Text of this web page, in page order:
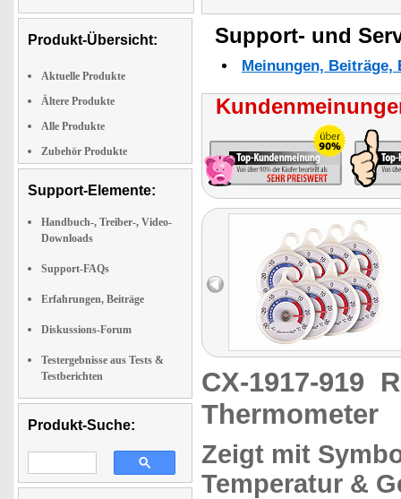
Produkt-Übersicht:
Aktuelle Produkte
Ältere Produkte
Alle Produkte
Zubehör Produkte
Support-Elemente:
Handbuch-, Treiber-, Video-
Downloads
Support-FAQs
Erfahrungen, Beiträge
Diskussions-Forum
Testergebnisse aus Tests &
Testberichten
Produkt-Suche:
Support- und
Meinungen,
CX-1917-919
Thermometer
Zeigt mit
Temperatur &